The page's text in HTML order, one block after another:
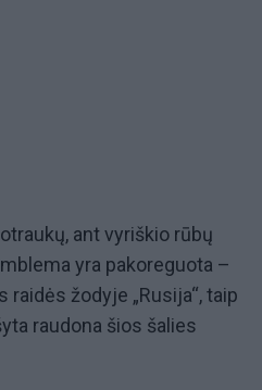
ant vyriškio rūbų
yra pakoreguota –
žodyje „Rusija“, taip
raudona šios šalies